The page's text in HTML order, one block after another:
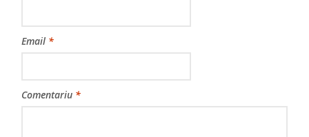
Email *
Comentariu *